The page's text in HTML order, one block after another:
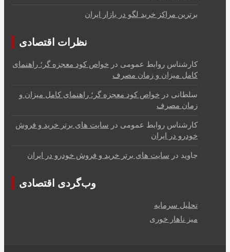
برترین مراکز خرید لگو در بازار ایران
نظرات اقتصادی
کارشناس روابط عمومی در خواص کود معجزه گر؛ راهنمای
کامل میزان و زمان مصرف
سلطانی در خواص کود معجزه گر؛ راهنمای کامل میزان و
زمان مصرف
کارشناس روابط عمومی در سایت های برتر خرید و فروش
خودرو در ایران
جاوید در سایت های برتر خرید و فروش خودرو در ایران
وب‌گردی اقتصادی
تحلیل سرمایه
میز ناهار خوری